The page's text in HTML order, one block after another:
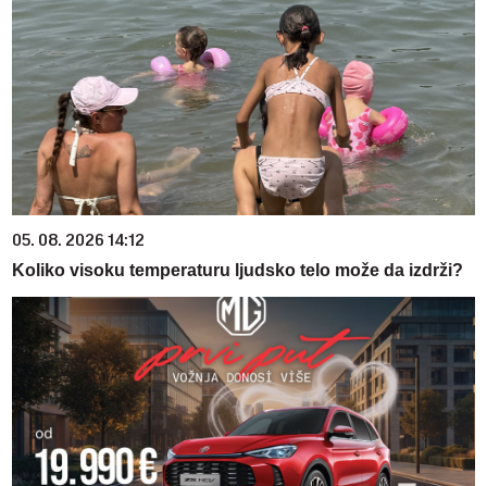
05. 08. 2026 14:12
Koliko visoku temperaturu ljudsko telo može da izdrži?